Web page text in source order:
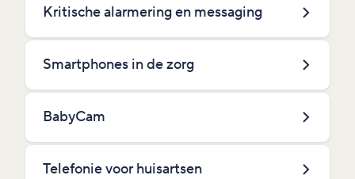
Kritische alarmering en messaging
Smartphones in de zorg
BabyCam
Telefonie voor huisartsen